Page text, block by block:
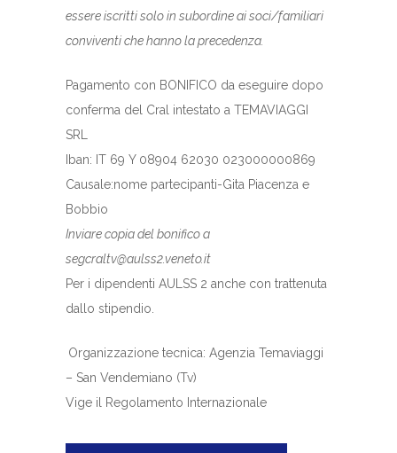
essere iscritti solo in subordine ai soci/familiari
conviventi che hanno la precedenza.
Pagamento con BONIFICO da eseguire dopo
conferma del Cral intestato a TEMAVIAGGI
SRL
Iban: IT 69 Y 08904 62030 023000000869
Causale:nome partecipanti-Gita Piacenza e
Bobbio
Inviare copia del bonifico a
segcraltv@aulss2.veneto.it
Per i dipendenti AULSS 2 anche con trattenuta
dallo stipendio.
Organizzazione tecnica: Agenzia Temaviaggi
– San Vendemiano (Tv)
Vige il Regolamento Internazionale